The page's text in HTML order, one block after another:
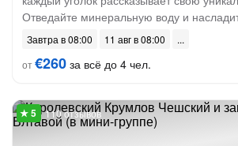
Отведайте минеральную воду и
Завтра в 08:00
11 авг в 08:00
от€260 за всё до 4 чел.
110 отзывов